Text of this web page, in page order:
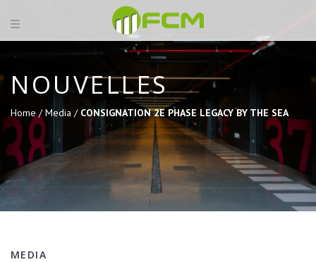
NOUVELLES
Home /Media / CONSIGNATION 2E PHASE LEGACY BY THE SEA
MEDIA